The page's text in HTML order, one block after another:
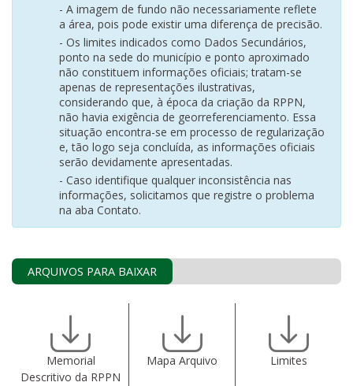
- A imagem de fundo não necessariamente reflete
a área, pois pode existir uma diferença de precisão.
- Os limites indicados como Dados Secundários,
ponto na sede do município e ponto aproximado
não constituem informações oficiais; tratam-se
apenas de representações ilustrativas,
considerando que, à época da criação da RPPN,
não havia exigência de georreferenciamento. Essa
situação encontra-se em processo de regularização
e, tão logo seja concluída, as informações oficiais
serão devidamente apresentadas.
- Caso identifique qualquer inconsistência nas
informações, solicitamos que registre o problema
na aba Contato.
ARQUIVOS PARA BAIXAR
Memorial
Descritivo da RPPN
Mapa Arquivo Limites